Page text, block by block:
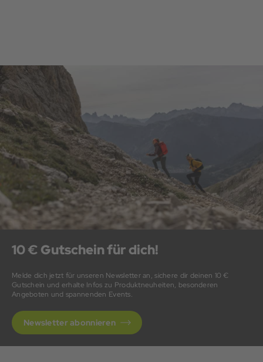
10 € Gutschein für dich!
Melde dich jetzt für unseren Newsletter an, sichere dir deinen 10 €
Gutschein und erhalte Infos zu Produktneuheiten, besonderen
Angeboten und spannenden Events.
Newsletter abonnieren